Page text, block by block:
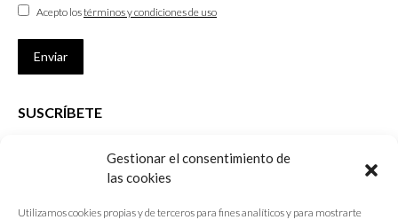
Gestionar el consentimiento de
las cookies
Utilizamos cookies propias y de terceros para fines analíticos y para mostrarte
Acepto lostérminos y condiciones de uso
Enviar
SUSCRÍBETE
que desarrolla el Colegio de Arquitectos de Cádiz